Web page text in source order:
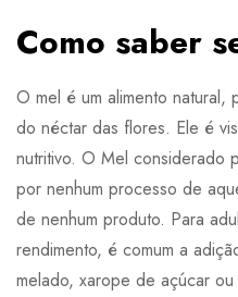
Como saber
O mel é um alimento
do néctar das flores. Ele é
nutritivo. O Mel considerado
por nenhum processo de
de nenhum produto. Para
rendimento, é comum a
melado, xarope de açúcar